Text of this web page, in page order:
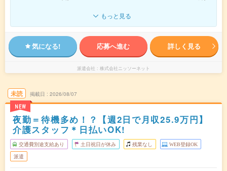
もっと見る
気になる! 応募へ進む 詳しく見る
派遣会社 株式会社ニッソーネット
未読
NEW
掲載日 2026/08/07
夜勤＝待機多め！？【週2日で月収25.9万円】
介護スタッフ＊日払いOK!
交通費別途支給あり 土日祝日が休み 残業なし WEB登録OK
派遣